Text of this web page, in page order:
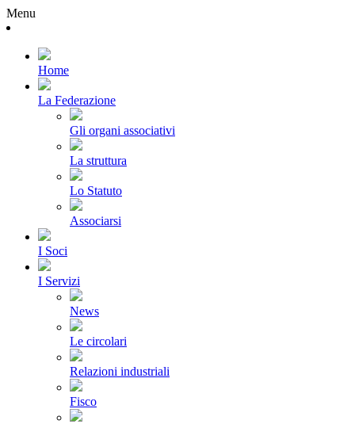
Menu
Home
La Federazione
Gli organi associativi
La struttura
Lo Statuto
Associarsi
I Soci
I Servizi
News
Le circolari
Relazioni industriali
Fisco